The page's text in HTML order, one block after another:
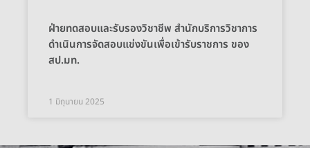
ฝ่ายทดสอบและรับรองวิชาชีพ สำนักบริการวิชาการ
ดำเนินการจัดสอบแข่งขันเพื่อเข้ารับราชการ ของ
สป.มท.
1 มิถุนายน 2025